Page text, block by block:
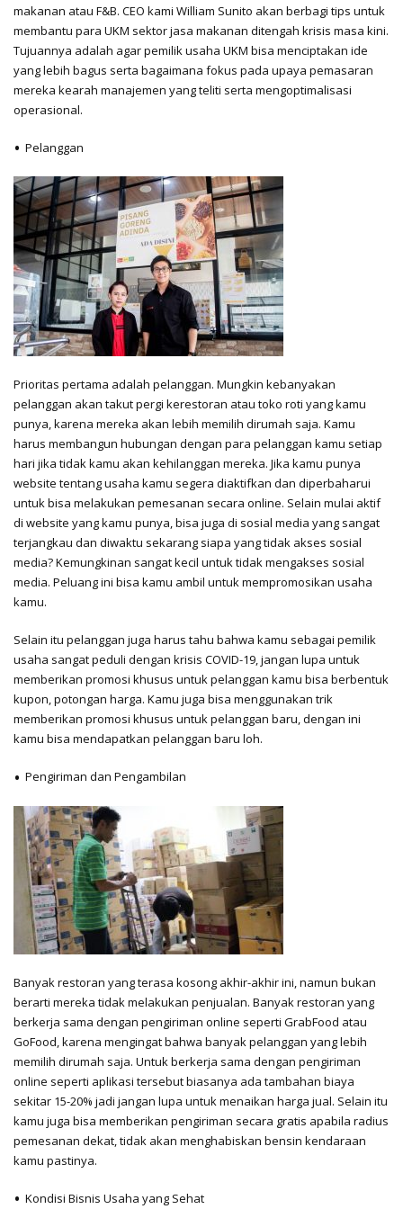
makanan atau F&B. CEO kami William Sunito akan berbagi tips untuk
membantu para UKM sektor jasa makanan ditengah krisis masa kini.
Tujuannya adalah agar pemilik usaha UKM bisa menciptakan ide
yang lebih bagus serta bagaimana fokus pada upaya pemasaran
mereka kearah manajemen yang teliti serta mengoptimalisasi
operasional.
Pelanggan
Prioritas pertama adalah pelanggan. Mungkin kebanyakan
pelanggan akan takut pergi kerestoran atau toko roti yang kamu
punya, karena mereka akan lebih memilih dirumah saja. Kamu
harus membangun hubungan dengan para pelanggan kamu setiap
hari jika tidak kamu akan kehilanggan mereka. Jika kamu punya
website tentang usaha kamu segera diaktifkan dan diperbaharui
untuk bisa melakukan pemesanan secara online. Selain mulai aktif
di website yang kamu punya, bisa juga di sosial media yang sangat
terjangkau dan diwaktu sekarang siapa yang tidak akses sosial
media? Kemungkinan sangat kecil untuk tidak mengakses sosial
media. Peluang ini bisa kamu ambil untuk mempromosikan usaha
kamu.
Selain itu pelanggan juga harus tahu bahwa kamu sebagai pemilik
usaha sangat peduli dengan krisis COVID-19, jangan lupa untuk
memberikan promosi khusus untuk pelanggan kamu bisa berbentuk
kupon, potongan harga. Kamu juga bisa menggunakan trik
memberikan promosi khusus untuk pelanggan baru, dengan ini
kamu bisa mendapatkan pelanggan baru loh.
Pengiriman dan Pengambilan
Banyak restoran yang terasa kosong akhir-akhir ini, namun bukan
berarti mereka tidak melakukan penjualan. Banyak restoran yang
berkerja sama dengan pengiriman online seperti GrabFood atau
GoFood, karena mengingat bahwa banyak pelanggan yang lebih
memilih dirumah saja. Untuk berkerja sama dengan pengiriman
online seperti aplikasi tersebut biasanya ada tambahan biaya
sekitar 15-20% jadi jangan lupa untuk menaikan harga jual. Selain itu
kamu juga bisa memberikan pengiriman secara gratis apabila radius
pemesanan dekat, tidak akan menghabiskan bensin kendaraan
kamu pastinya.
Kondisi Bisnis Usaha yang Sehat